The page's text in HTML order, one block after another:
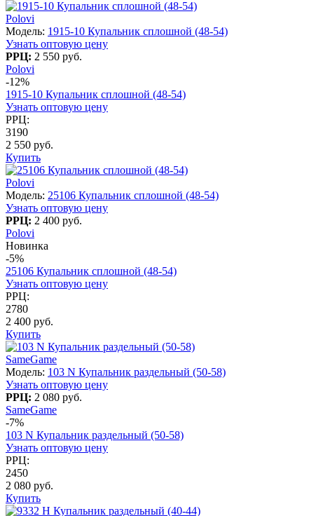
Polovi
Модель: 1915-10 Купальник сплошной (48-54)
Узнать оптовую цену
РРЦ: 2 550 руб.
Polovi
-12%
1915-10 Купальник сплошной (48-54)
Узнать оптовую цену
РРЦ:
3190
2 550 руб.
Купить
Polovi
Модель: 25106 Купальник сплошной (48-54)
Узнать оптовую цену
РРЦ: 2 400 руб.
Polovi
Новинка
-5%
25106 Купальник сплошной (48-54)
Узнать оптовую цену
РРЦ:
2780
2 400 руб.
Купить
SameGame
Модель: 103 N Купальник раздельный (50-58)
Узнать оптовую цену
РРЦ: 2 080 руб.
SameGame
-7%
103 N Купальник раздельный (50-58)
Узнать оптовую цену
РРЦ:
2450
2 080 руб.
Купить